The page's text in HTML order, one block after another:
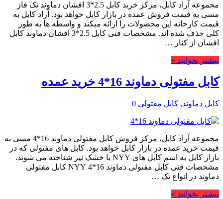
مجموعه آراد کابل، مرکز خرید کابل 2.5*3 افشان دماوند تک فاز
مسی به قیمت فروش عمده در بازار کابل خواهد بود. آراد کابل به
قیمت کارخانه این محصولات را ارائه میکند و واسطه ها به طور
کلی حذف شده اند. مشخصات فنی کابل 2.5*3 افشان دماوند کابل
افشان از کنار …
بیشتر بخوانید »
کابل مفتولی دماوند 16*4 خرید عمده
کابل دماوند, کابل مفتولی 0
مجموعه آراد کابل، مرکز فروش کابل مفتولی دماوند 16*4 مسی به
قیمت خرید عمده در بازار کابل خواهد بود. کابل های مفتولی که در
بازار کابل به اسم کابل های NYY یا خشک نیز شناخته می شوند.
مشخصات فنی کابل مفتولی دماوند 16*4 NYY کابل مفتولی
دماوند در انواع تک …
بیشتر بخوانید »